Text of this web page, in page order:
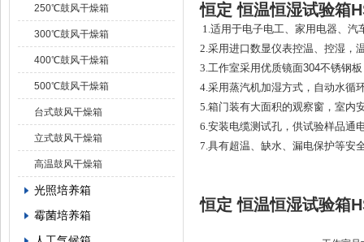
250℃鼓风干燥箱
300℃鼓风干燥箱
400℃鼓风干燥箱
500℃鼓风干燥箱
台式鼓风干燥箱
立式鼓风干燥箱
高温鼓风干燥箱
光照培养箱
霉菌培养箱
恒定 恒温恒湿试验箱
1.适用于电子电工、家用电器、汽
2.采用进口数显仪表控温、控湿，
3.工作室采用优质镜面304不锈钢
4.采用蒸汽机加湿方式，自动水循
5.箱门装有大面积的观察窗，室内
6.安装电缆测试孔，供试验样品通
7.具有超温、缺水、漏电保护等安
恒定 恒温恒湿试验箱